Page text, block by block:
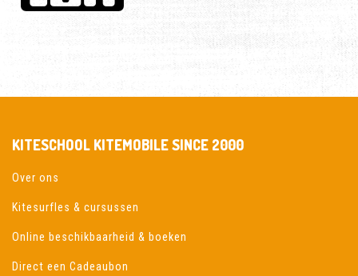
KITESCHOOL KITEMOBILE SINCE 2000
Over ons
Kitesurfles & cursussen
Online beschikbaarheid & boeken
Direct een Cadeaubon